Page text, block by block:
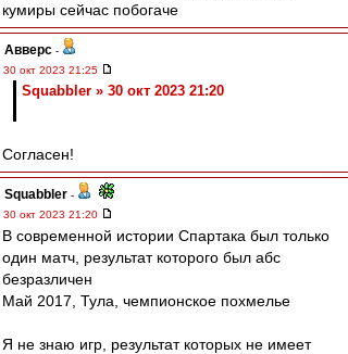
кумиры сейчас побогаче
Авверс -
30 окт 2023 21:25
Squabbler » 30 окт 2023 21:20
Согласен!
Squabbler -
30 окт 2023 21:20
В современной истории Спартака был только
один матч, результат которого был абс
безразличен
Май 2017, Тула, чемпионское похмелье
Я не знаю игр, результат которых не имеет